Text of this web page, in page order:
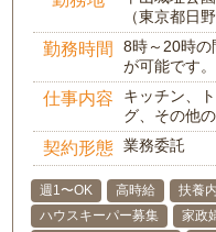
（東京都日
勤務時間
8時～20時の
が可能です
仕事内容
キッチン、
グ、その他
契約形態 業務委託
週1〜OK 高時給 扶養
ハウスキーパー募集
家政